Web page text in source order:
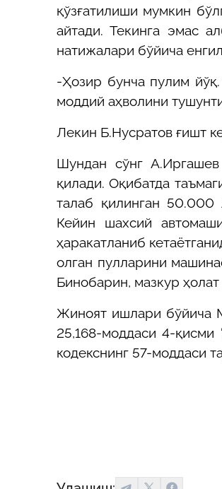
қўзғатилиши мумкин
айтади. Текинга эмас
натижалари бўйича
-Ҳозир бунча пулим
моддий аҳволини
Лекин Б.Нусратов ғишт
Шундан сўнг
қилади. Оқибатда
талаб қилинган
Кейин шахсий
ҳаракатланиб
олган пулларини
Бинобарин, мазкур
Жиноят ишлари бўйича
25,168-моддаси 4-қисми
кодекснинг 57-моддаси